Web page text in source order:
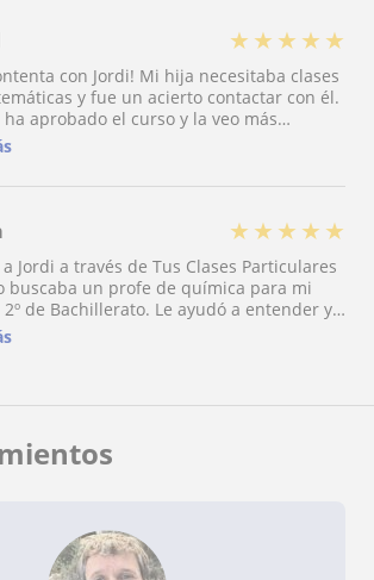
★ ★ ★ ★ ★
con Jordi! Mi hija necesitaba clases
y fue un acierto contactar con él.
aprobado el curso y la veo más
con las matemáticas. Sin duda un
★ ★ ★ ★ ★
a Jordi a través de Tus Clases Particulares
buscaba un profe de química para mi
de Bachillerato. Le ayudó a entender y
de la asignatura. Muchas